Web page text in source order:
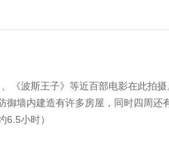
《波斯王子》等近百部电影在此拍摄
墙内建造有许多房屋，同时四周还
小时）